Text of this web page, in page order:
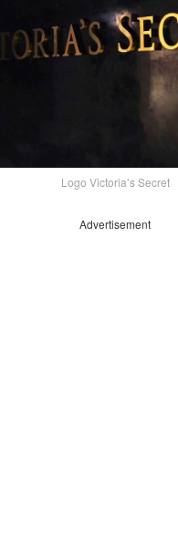
Logo Victoria’s Secret
Advertisement